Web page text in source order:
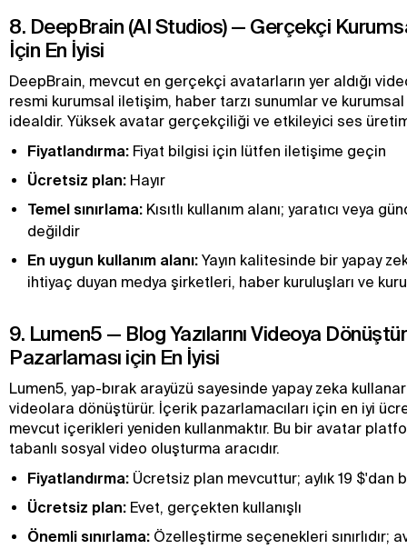
8. DeepBrain (AI Studios) — Gerçekçi
İçin En İyisi
DeepBrain, mevcut en gerçekçi avatarların yer aldığı
resmi kurumsal iletişim, haber tarzı sunumlar ve
idealdir. Yüksek avatar gerçekçiliği ve etkileyici ses
Fiyatlandırma: Fiyat bilgisi için lütfen iletişime geçin
Ücretsiz plan: Hayır
Temel sınırlama: Kısıtlı kullanım alanı; yaratıcı veya
değildir
En uygun kullanım alanı: Yayın kalitesinde bir yapay
ihtiyaç duyan medya şirketleri, haber kuruluşları ve
9. Lumen5 — Blog Yazılarını Videoya
Pazarlaması için En İyisi
Lumen5, yap-bırak arayüzü sayesinde yapay zeka
videolara dönüştürür. İçerik pazarlamacıları için en iyi
mevcut içerikleri yeniden kullanmaktır. Bu bir avatar
tabanlı sosyal video oluşturma aracıdır.
Fiyatlandırma: Ücretsiz plan mevcuttur; aylık 19 $'dan
Ücretsiz plan: Evet, gerçekten kullanışlı
Önemli sınırlama: Özelleştirme seçenekleri sınırlıdır;